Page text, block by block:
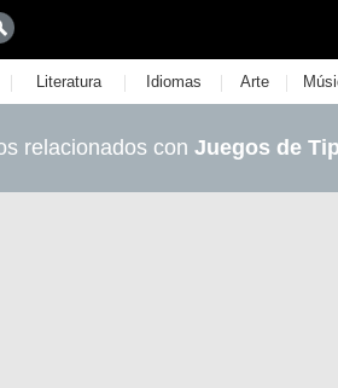
| Literatura | Idiomas | Arte |
relacionados con Juegos de